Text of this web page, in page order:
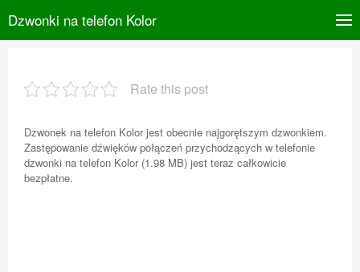
Dzwonki na telefon Kolor
Rate this post
Dzwonek na telefon Kolor jest obecnie najgorętszym dzwonkiem.
Zastępowanie dźwięków połączeń przychodzących w telefonie
dzwonki na telefon Kolor (1.98 MB) jest teraz całkowicie
bezpłatne.